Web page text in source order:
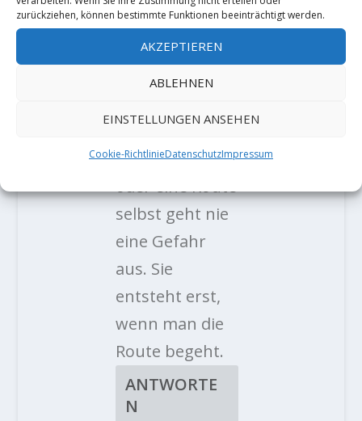
zurückziehen, können bestimmte Funktionen beeinträchtigt werden.
AKZEPTIEREN
ABLEHNEN
EINSTELLUNGEN ANSEHEN
Cookie-RichtlinieDatenschutzImpressum
2 KOMMENTARE
Von einem Berg
oder eine Route
selbst geht nie
eine Gefahr
aus. Sie
entsteht erst,
wenn man die
Route begeht.
ANTWORTE
N